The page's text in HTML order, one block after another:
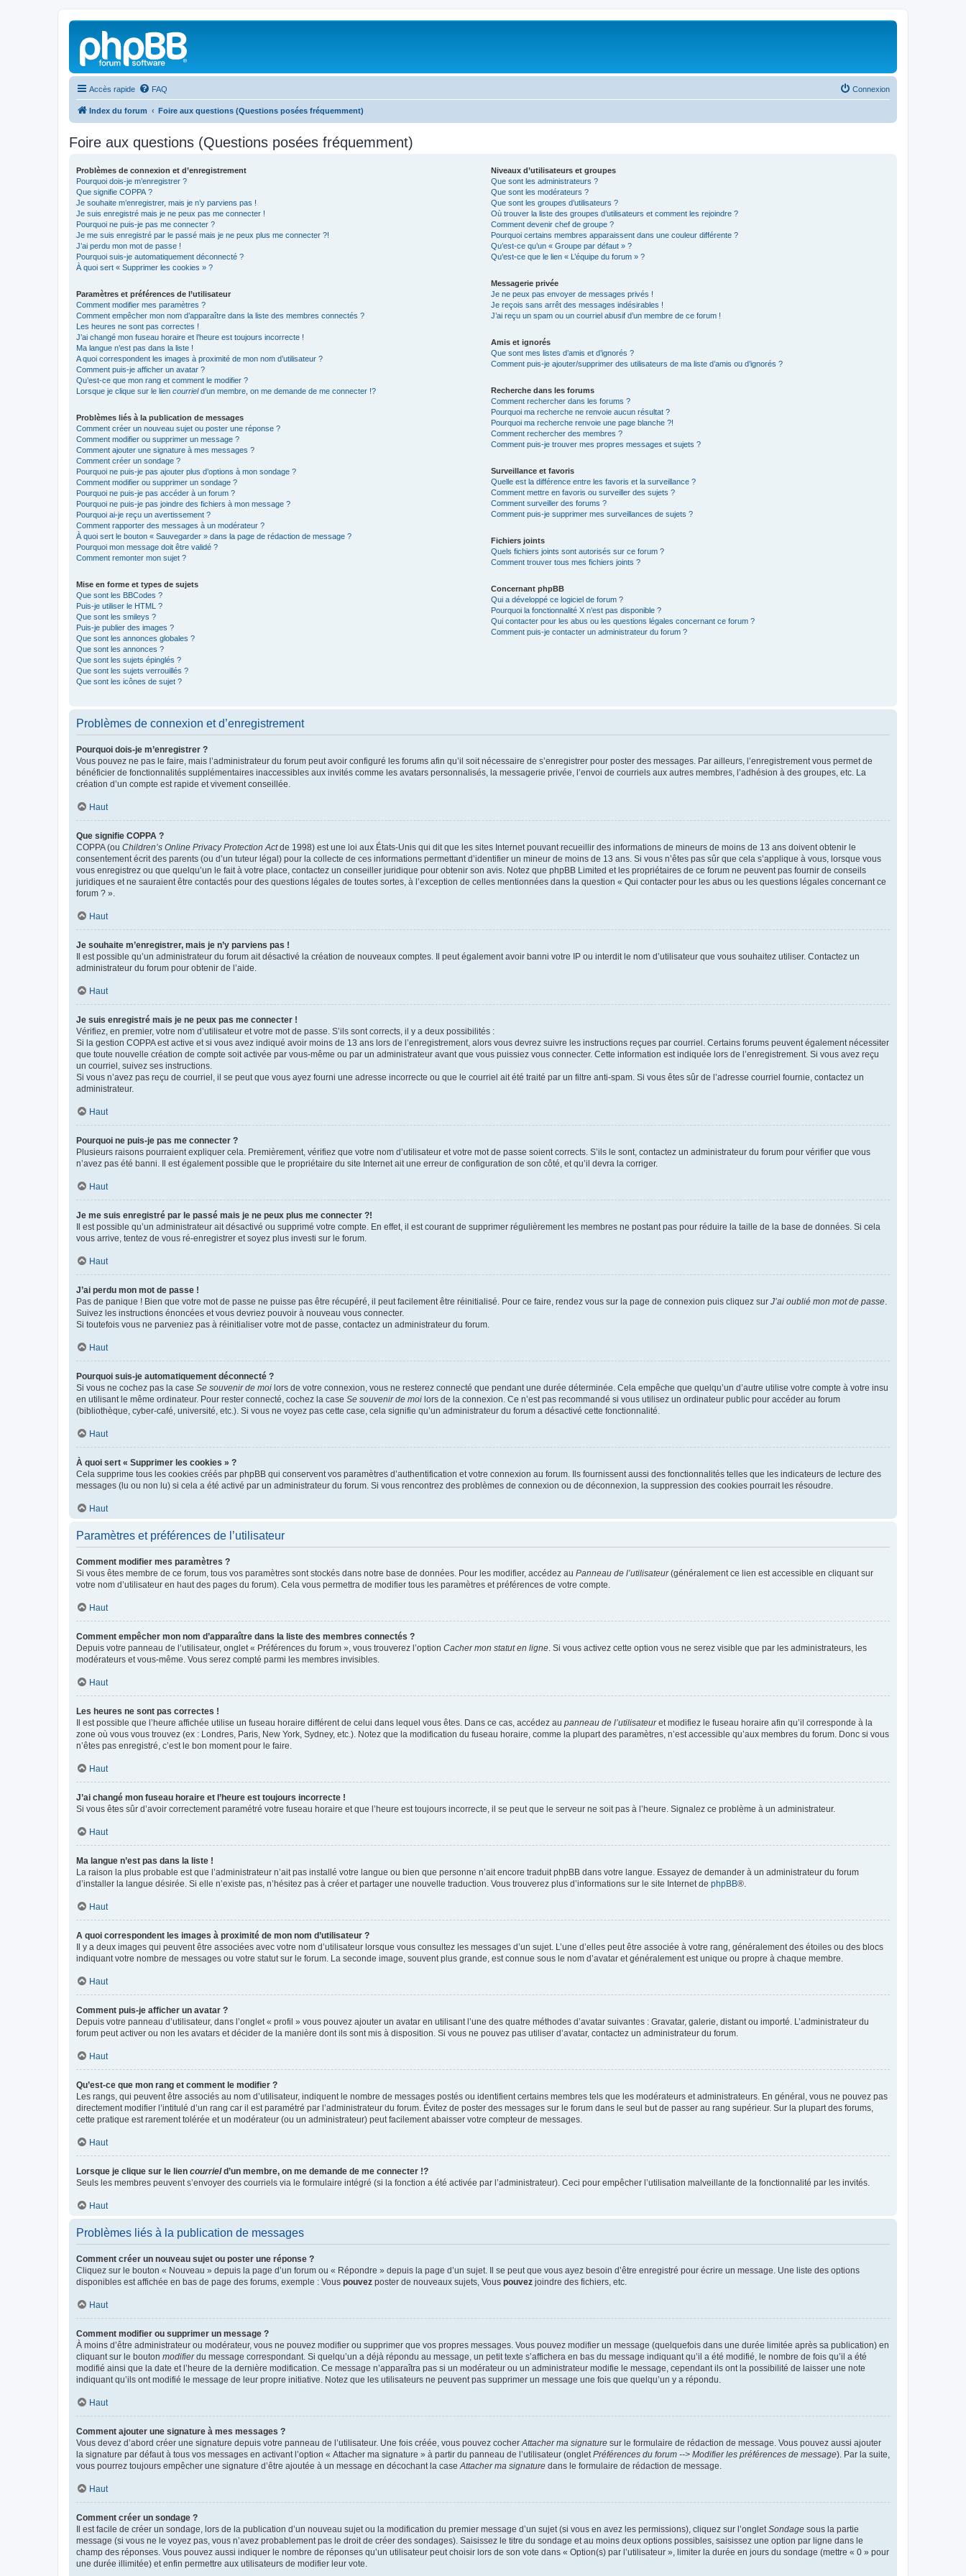
Accès rapide FAQ Connexion
Index du forum Foire aux questions (Questions posées fréquemment)
Foire aux questions (Questions posées fréquemment)
Problèmes de connexion et d’enregistrement
Pourquoi dois-je m’enregistrer ?
Que signifie COPPA ?
Je souhaite m’enregistrer, mais je n’y parviens pas !
Je suis enregistré mais je ne peux pas me connecter !
Pourquoi ne puis-je pas me connecter ?
Je me suis enregistré par le passé mais je ne peux plus me connecter ?!
J’ai perdu mon mot de passe !
Pourquoi suis-je automatiquement déconnecté ?
À quoi sert « Supprimer les cookies » ?
Paramètres et préférences de l’utilisateur
Comment modifier mes paramètres ?
Comment empêcher mon nom d’apparaître dans la liste des membres connectés ?
Les heures ne sont pas correctes !
J’ai changé mon fuseau horaire et l’heure est toujours incorrecte !
Ma langue n’est pas dans la liste !
A quoi correspondent les images à proximité de mon nom d’utilisateur ?
Comment puis-je afficher un avatar ?
Qu’est-ce que mon rang et comment le modifier ?
Lorsque je clique sur le lien courrield’un membre, on me demande de me connecter !?
Problèmes liés à la publication de messages
Comment créer un nouveau sujet ou poster une réponse ?
Comment modifier ou supprimer un message ?
Comment ajouter une signature à mes messages ?
Comment créer un sondage ?
Pourquoi ne puis-je pas ajouter plus d’options à mon sondage ?
Comment modifier ou supprimer un sondage ?
Pourquoi ne puis-je pas accéder à un forum ?
Pourquoi ne puis-je pas joindre des fichiers à mon message ?
Pourquoi ai-je reçu un avertissement ?
Comment rapporter des messages à un modérateur ?
À quoi sert le bouton « Sauvegarder » dans la page de rédaction de message ?
Pourquoi mon message doit être validé ?
Comment remonter mon sujet ?
Mise en forme et types de sujets
Que sont les BBCodes ?
Puis-je utiliser le HTML ?
Que sont les smileys ?
Puis-je publier des images ?
Que sont les annonces globales ?
Que sont les annonces ?
Que sont les sujets épinglés ?
Que sont les sujets verrouillés ?
Que sont les icônes de sujet ?
Niveaux d’utilisateurs et groupes
Que sont les administrateurs ?
Que sont les modérateurs ?
Que sont les groupes d’utilisateurs ?
Où trouver la liste des groupes d’utilisateurs et comment les rejoindre ?
Comment devenir chef de groupe ?
Pourquoi certains membres apparaissent dans une couleur différente ?
Qu’est-ce qu’un « Groupe par défaut » ?
Qu’est-ce que le lien « L’équipe du forum » ?
Messagerie privée
Je ne peux pas envoyer de messages privés !
Je reçois sans arrêt des messages indésirables !
J’ai reçu un spam ou un courriel abusif d’un membre de ce forum !
Amis et ignorés
Que sont mes listes d’amis et d’ignorés ?
Comment puis-je ajouter/supprimer des utilisateurs de ma liste d’amis ou d’ignorés ?
Recherche dans les forums
Comment rechercher dans les forums ?
Pourquoi ma recherche ne renvoie aucun résultat ?
Pourquoi ma recherche renvoie une page blanche ?!
Comment rechercher des membres ?
Comment puis-je trouver mes propres messages et sujets ?
Surveillance et favoris
Quelle est la différence entre les favoris et la surveillance ?
Comment mettre en favoris ou surveiller des sujets ?
Comment surveiller des forums ?
Comment puis-je supprimer mes surveillances de sujets ?
Fichiers joints
Quels fichiers joints sont autorisés sur ce forum ?
Comment trouver tous mes fichiers joints ?
Concernant phpBB
Qui a développé ce logiciel de forum ?
Pourquoi la fonctionnalité X n’est pas disponible ?
Qui contacter pour les abus ou les questions légales concernant ce forum ?
Comment puis-je contacter un administrateur du forum ?
Problèmes de connexion et d’enregistrement
Pourquoi dois-je m’enregistrer ?
Vous pouvez ne pas le faire, mais l’administrateur du forum peut avoir configuré les forums afin qu’il soit nécessaire de s’enregistrer pour poster des messages. Par ailleurs, l’enregistrement vous permet de
bénéficier de fonctionnalités supplémentaires inaccessibles aux invités comme les avatars personnalisés, la messagerie privée, l’envoi de courriels aux autres membres, l’adhésion à des groupes, etc. La
création d’un compte est rapide et vivement conseillée.
Haut
Que signifie COPPA ?
COPPA (ou Children’s Online Privacy Protection Actde 1998) est une loi aux États-Unis qui dit que les sites Internet pouvant recueillir des informations de mineurs de moins de 13 ans doivent obtenir le
consentement écrit des parents (ou d’un tuteur légal) pour la collecte de ces informations permettant d’identifier un mineur de moins de 13 ans. Si vous n’êtes pas sûr que cela s’applique à vous, lorsque vous
vous enregistrez ou que quelqu’un le fait à votre place, contactez un conseiller juridique pour obtenir son avis. Notez que phpBB Limited et les propriétaires de ce forum ne peuvent pas fournir de conseils
juridiques et ne sauraient être contactés pour des questions légales de toutes sortes, à l’exception de celles mentionnées dans la question « Qui contacter pour les abus ou les questions légales concernant ce
forum ? ».
Haut
Je souhaite m’enregistrer, mais je n’y parviens pas !
Il est possible qu’un administrateur du forum ait désactivé la création de nouveaux comptes. Il peut également avoir banni votre IP ou interdit le nom d’utilisateur que vous souhaitez utiliser. Contactez un
administrateur du forum pour obtenir de l’aide.
Haut
Je suis enregistré mais je ne peux pas me connecter !
Vérifiez, en premier, votre nom d’utilisateur et votre mot de passe. S’ils sont corrects, il y a deux possibilités :
Si la gestion COPPA est active et si vous avez indiqué avoir moins de 13 ans lors de l’enregistrement, alors vous devrez suivre les instructions reçues par courriel. Certains forums peuvent également nécessiter
que toute nouvelle création de compte soit activée par vous-même ou par un administrateur avant que vous puissiez vous connecter. Cette information est indiquée lors de l’enregistrement. Si vous avez reçu
un courriel, suivez ses instructions.
Si vous n’avez pas reçu de courriel, il se peut que vous ayez fourni une adresse incorrecte ou que le courriel ait été traité par un filtre anti-spam. Si vous êtes sûr de l’adresse courriel fournie, contactez un
administrateur.
Haut
Pourquoi ne puis-je pas me connecter ?
Plusieurs raisons pourraient expliquer cela. Premièrement, vérifiez que votre nom d’utilisateur et votre mot de passe soient corrects. S’ils le sont, contactez un administrateur du forum pour vérifier que vous
n’avez pas été banni. Il est également possible que le propriétaire du site Internet ait une erreur de configuration de son côté, et qu’il devra la corriger.
Haut
Je me suis enregistré par le passé mais je ne peux plus me connecter ?!
Il est possible qu’un administrateur ait désactivé ou supprimé votre compte. En effet, il est courant de supprimer régulièrement les membres ne postant pas pour réduire la taille de la base de données. Si cela
vous arrive, tentez de vous ré-enregistrer et soyez plus investi sur le forum.
Haut
J’ai perdu mon mot de passe !
Pas de panique ! Bien que votre mot de passe ne puisse pas être récupéré, il peut facilement être réinitialisé. Pour ce faire, rendez vous sur la page de connexion puis cliquez sur J’ai oublié mon mot de passe.
Suivez les instructions énoncées et vous devriez pouvoir à nouveau vous connecter.
Si toutefois vous ne parveniez pas à réinitialiser votre mot de passe, contactez un administrateur du forum.
Haut
Pourquoi suis-je automatiquement déconnecté ?
Si vous ne cochez pas la case Se souvenir de moi lors de votre connexion, vous ne resterez connecté que pendant une durée déterminée. Cela empêche que quelqu’un d’autre utilise votre compte à votre insu
en utilisant le même ordinateur. Pour rester connecté, cochez la case Se souvenir de moi lors de la connexion. Ce n’est pas recommandé si vous utilisez un ordinateur public pour accéder au forum
(bibliothèque, cyber-café, université, etc.). Si vous ne voyez pas cette case, cela signifie qu’un administrateur du forum a désactivé cette fonctionnalité.
Haut
À quoi sert « Supprimer les cookies » ?
Cela supprime tous les cookies créés par phpBB qui conservent vos paramètres d’authentification et votre connexion au forum. Ils fournissent aussi des fonctionnalités telles que les indicateurs de lecture des
messages (lu ou non lu) si cela a été activé par un administrateur du forum. Si vous rencontrez des problèmes de connexion ou de déconnexion, la suppression des cookies pourrait les résoudre.
Haut
Paramètres et préférences de l’utilisateur
Comment modifier mes paramètres ?
Si vous êtes membre de ce forum, tous vos paramètres sont stockés dans notre base de données. Pour les modifier, accédez au Panneau de l’utilisateur(généralement ce lien est accessible en cliquant sur
votre nom d’utilisateur en haut des pages du forum). Cela vous permettra de modifier tous les paramètres et préférences de votre compte.
Haut
Comment empêcher mon nom d’apparaître dans la liste des membres connectés ?
Depuis votre panneau de l’utilisateur, onglet « Préférences du forum », vous trouverez l’option Cacher mon statut en ligne. Si vous activez cette option vous ne serez visible que par les administrateurs, les
modérateurs et vous-même. Vous serez compté parmi les membres invisibles.
Haut
Les heures ne sont pas correctes !
Il est possible que l’heure affichée utilise un fuseau horaire différent de celui dans lequel vous êtes. Dans ce cas, accédez au panneau de l’utilisateuret modifiez le fuseau horaire afin qu’il corresponde à la
zone où vous vous trouvez (ex : Londres, Paris, New York, Sydney, etc.). Notez que la modification du fuseau horaire, comme la plupart des paramètres, n’est accessible qu’aux membres du forum. Donc si vous
n’êtes pas enregistré, c’est le bon moment pour le faire.
Haut
J’ai changé mon fuseau horaire et l’heure est toujours incorrecte !
Si vous êtes sûr d’avoir correctement paramétré votre fuseau horaire et que l’heure est toujours incorrecte, il se peut que le serveur ne soit pas à l’heure. Signalez ce problème à un administrateur.
Haut
Ma langue n’est pas dans la liste !
La raison la plus probable est que l’administrateur n’ait pas installé votre langue ou bien que personne n’ait encore traduit phpBB dans votre langue. Essayez de demander à un administrateur du forum
d’installer la langue désirée. Si elle n’existe pas, n’hésitez pas à créer et partager une nouvelle traduction. Vous trouverez plus d’informations sur le site Internet de phpBB®.
Haut
A quoi correspondent les images à proximité de mon nom d’utilisateur ?
Il y a deux images qui peuvent être associées avec votre nom d’utilisateur lorsque vous consultez les messages d’un sujet. L’une d’elles peut être associée à votre rang, généralement des étoiles ou des blocs
indiquant votre nombre de messages ou votre statut sur le forum. La seconde image, souvent plus grande, est connue sous le nom d’avatar et généralement est unique ou propre à chaque membre.
Haut
Comment puis-je afficher un avatar ?
Depuis votre panneau d’utilisateur, dans l’onglet « profil » vous pouvez ajouter un avatar en utilisant l’une des quatre méthodes d’avatar suivantes : Gravatar, galerie, distant ou importé. L’administrateur du
forum peut activer ou non les avatars et décider de la manière dont ils sont mis à disposition. Si vous ne pouvez pas utiliser d’avatar, contactez un administrateur du forum.
Haut
Qu’est-ce que mon rang et comment le modifier ?
Les rangs, qui peuvent être associés au nom d’utilisateur, indiquent le nombre de messages postés ou identifient certains membres tels que les modérateurs et administrateurs. En général, vous ne pouvez pas
directement modifier l’intitulé d’un rang car il est paramétré par l’administrateur du forum. Évitez de poster des messages sur le forum dans le seul but de passer au rang supérieur. Sur la plupart des forums,
cette pratique est rarement tolérée et un modérateur (ou un administrateur) peut facilement abaisser votre compteur de messages.
Haut
Lorsque je clique sur le lien courrield’un membre, on me demande de me connecter !?
Seuls les membres peuvent s’envoyer des courriels via le formulaire intégré (si la fonction a été activée par l’administrateur). Ceci pour empêcher l’utilisation malveillante de la fonctionnalité par les invités.
Haut
Problèmes liés à la publication de messages
Comment créer un nouveau sujet ou poster une réponse ?
Cliquez sur le bouton « Nouveau » depuis la page d’un forum ou « Répondre » depuis la page d’un sujet. Il se peut que vous ayez besoin d’être enregistré pour écrire un message. Une liste des options
disponibles est affichée en bas de page des forums, exemple : Vous pouvez poster de nouveaux sujets, Vous pouvez joindre des fichiers, etc.
Haut
Comment modifier ou supprimer un message ?
À moins d’être administrateur ou modérateur, vous ne pouvez modifier ou supprimer que vos propres messages. Vous pouvez modifier un message (quelquefois dans une durée limitée après sa publication) en
cliquant sur le bouton modifierdu message correspondant. Si quelqu’un a déjà répondu au message, un petit texte s’affichera en bas du message indiquant qu’il a été modifié, le nombre de fois qu’il a été
modifié ainsi que la date et l’heure de la dernière modification. Ce message n’apparaîtra pas si un modérateur ou un administrateur modifie le message, cependant ils ont la possibilité de laisser une note
indiquant qu’ils ont modifié le message de leur propre initiative. Notez que les utilisateurs ne peuvent pas supprimer un message une fois que quelqu’un y a répondu.
Haut
Comment ajouter une signature à mes messages ?
Vous devez d’abord créer une signature depuis votre panneau de l’utilisateur. Une fois créée, vous pouvez cocherAttacher ma signature sur le formulaire de rédaction de message. Vous pouvez aussi ajouter
la signature par défaut à tous vos messages en activant l’option « Attacher ma signature » à partir du panneau de l’utilisateur (ongletPréférences du forum --> Modifier les préférences de message). Par la suite,
vous pourrez toujours empêcher une signature d’être ajoutée à un message en décochant la caseAttacher ma signature dans le formulaire de rédaction de message.
Haut
Comment créer un sondage ?
Il est facile de créer un sondage, lors de la publication d’un nouveau sujet ou la modification du premier message d’un sujet (si vous en avez les permissions), cliquez sur l’ongletSondage sous la partie
message (si vous ne le voyez pas, vous n’avez probablement pas le droit de créer des sondages). Saisissez le titre du sondage et au moins deux options possibles, saisissez une option par ligne dans le
champ des réponses. Vous pouvez aussi indiquer le nombre de réponses qu’un utilisateur peut choisir lors de son vote dans « Option(s) par l’utilisateur », limiter la durée en jours du sondage (mettre « 0 » pour
une durée illimitée) et enfin permettre aux utilisateurs de modifier leur vote.